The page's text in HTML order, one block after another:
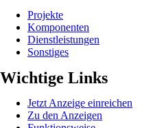
Projekte
Komponenten
Dienstleistungen
Sonstiges
Wichtige Links
Jetzt Anzeige einreichen
Zu den Anzeigen